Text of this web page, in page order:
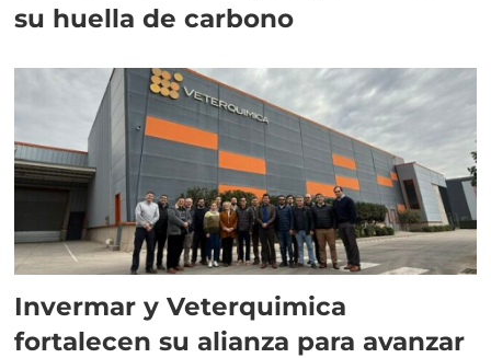
su huella de carbono
Invermar y Veterquimica
fortalecen su alianza para avanzar